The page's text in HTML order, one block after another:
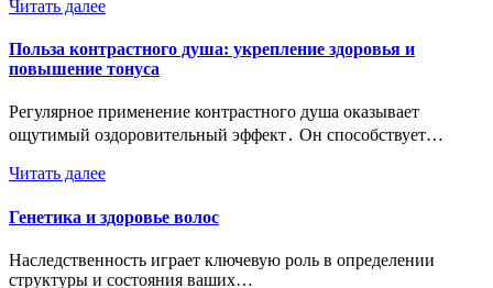
Читать далее
Польза контрастного душа: укрепление здоровья и
повышение тонуса
Регулярное применение контрастного душа оказывает
ощутимый оздоровительный эффект․ Он способствует…
Читать далее
Генетика и здоровье волос
Наследственность играет ключевую роль в определении
структуры и состояния ваших…